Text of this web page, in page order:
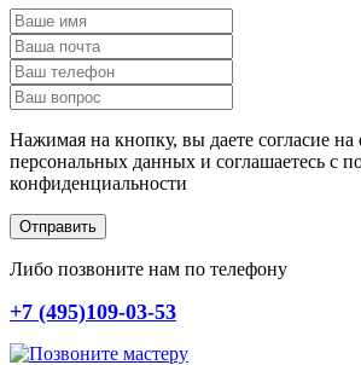
Нажимая на кнопку, вы даете согласие на
персональных данных и соглашаетесь c
конфиденциальности
Отправить
Либо позвоните нам по телефону
+7 (495)109-03-53